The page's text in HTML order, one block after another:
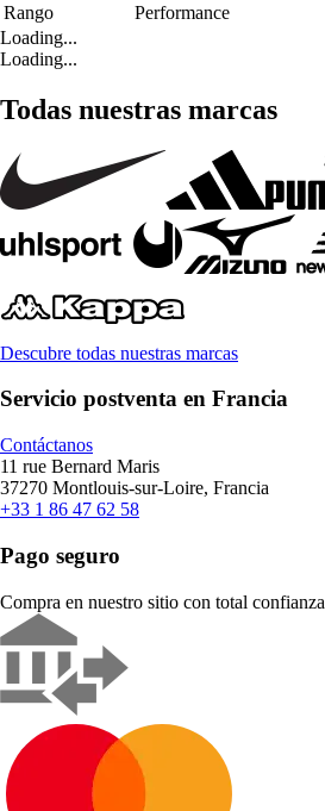
Rango
Performance
Loading...
Loading...
Todas nuestras marcas
Descubre todas nuestras marcas
Servicio postventa en Francia
Contáctanos
11 rue Bernard Maris
37270 Montlouis-sur-Loire, Francia
+33 1 86 47 62 58
Pago seguro
Compra en nuestro sitio con total confianza